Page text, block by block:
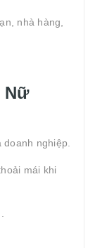
nhà hàng,
Nữ
nghiệp.
mái khi